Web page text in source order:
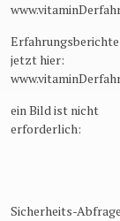
jetzt hier:
ein Bild ist nicht
erforderlich:
Sicherheits-